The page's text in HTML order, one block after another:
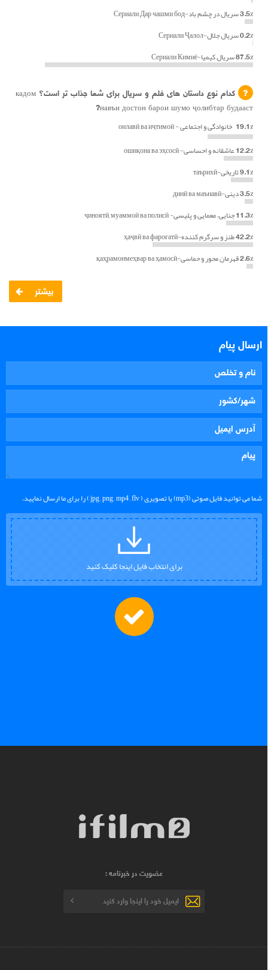
3.5%سریال در چشم باد-Сериали Дар чашми бод
0.2%سریال جلال-Сериали Ҷалол
87.5%سریال کیمیا-Сериали Кимиё
کدام نوع داستان های فلم و سریال برای شما جذاب تر است؟ кадом
навъи достон барои шумо ҷолибтар будааст?
19.1% خانوادگی و اجتماعی - оилавӣ ва иҷтимоӣ
12.2%عاشقانه و احساسی- ошиқона ва эҳсосӣ
9.1%تاريخی-таърихӣ
3.5%دینی-динӣ ва маънавӣ
11.3%جنايی، معمايی و پليسی- ҷиноятӣ, муаммоӣ ва полисӣ
42.2%طنز و سرگرم کننده-ҳаҷвӣ ва фароғатӣ
2.6%قهرمان محور و حماسی-қаҳрамонмеҳвар ва ҳамосӣ
بیشتر
ارسال پیام
شما می توانید فایل صوتی (mp3) یا تصویری ( jpg , png , mp4 , flv ) را برای ما ارسال نمایید.
برای انتخاب فایل اینجا کلیک کنید
عضویت در خبرنامه :